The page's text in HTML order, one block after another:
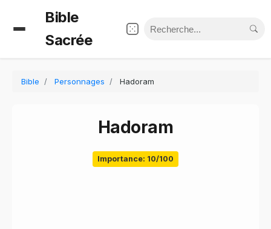
Bible
Sacrée
Bible Personnages Hadoram
Hadoram
Importance: 10/100